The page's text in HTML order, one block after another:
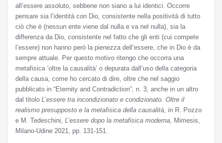
all’essere assoluto, sebbene non siano a lui identici. Occorre
pensare sia l’identità con Dio, consistente nella positività di tutto
ciò che è (nessun ente viene dal nulla e va nel nulla), sia la
differenza da Dio, consistente nel fatto che gli enti (cui compete
l’essere) non hanno però la pienezza dell’essere, che in Dio è da
sempre attuale. Per questo motivo ritengo che occorra una
metafisica ‘oltre la causalità’ o depurata dall’uso della categoria
della causa, come ho cercato di dire, oltre che nel saggio
pubblicato in “Eternity and Contradiction”, n. 3, anche in un altro
dal titolo L’essere tra incondizionato e condizionato. Oltre il
realismo presupposto e la metafisica della causalità, in R. Pozzo
e M. Tedeschini, L’essere dopo la metafisica moderna, Mimesis,
Milano-Udine 2021, pp. 131-151.